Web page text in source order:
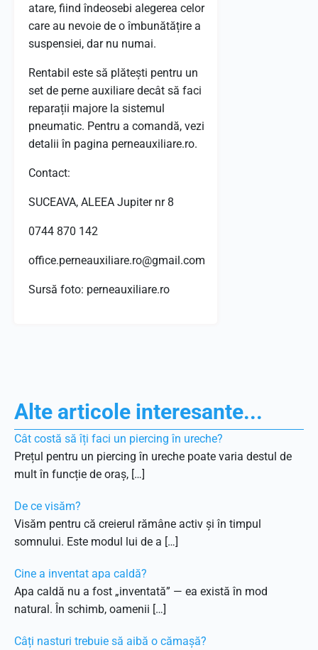
atare, fiind îndeosebi alegerea celor
care au nevoie de o îmbunătățire a
suspensiei, dar nu numai.
Rentabil este să plătești pentru un
set de perne auxiliare decât să faci
reparații majore la sistemul
pneumatic. Pentru a comandă, vezi
detalii în pagina perneauxiliare.ro.
Contact:
SUCEAVA, ALEEA Jupiter nr 8
0744 870 142
office.perneauxiliare.ro@gmail.com
Sursă foto: perneauxiliare.ro
Alte articole interesante...
Cât costă să îți faci un piercing în ureche?
Prețul pentru un piercing în ureche poate varia destul de
mult în funcție de oraș, […]
De ce visăm?
Visăm pentru că creierul rămâne activ și în timpul
somnului. Este modul lui de a […]
Cine a inventat apa caldă?
Apa caldă nu a fost „inventată” — ea există în mod
natural. În schimb, oamenii […]
Câți nasturi trebuie să aibă o cămașă?